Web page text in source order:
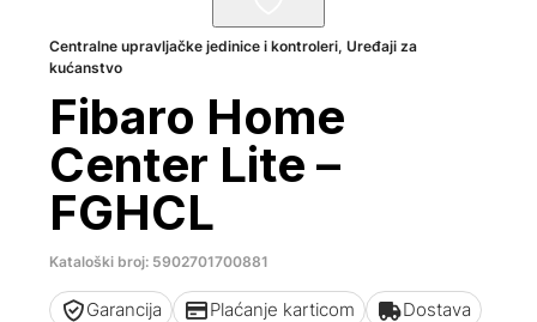
Centralne upravljačke jedinice i kontroleri,Uređaji za
kućanstvo
Fibaro Home
Center Lite –
FGHCL
Kataloški broj: 5902701700881
Garancija Plaćanje karticom
Dostava